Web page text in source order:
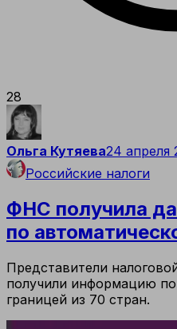
28
Ольга Кутяева24 апреля
Российские налоги
ФНС получила
по
Представители
получили информацию по
границей из 70 стран.